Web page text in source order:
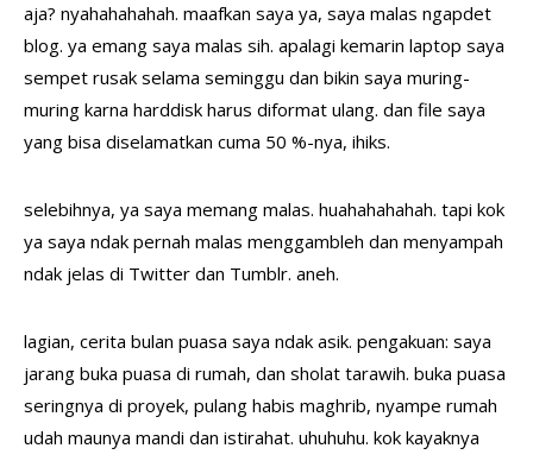
aja? nyahahahahah. maafkan saya ya, saya malas ngapdet
blog. ya emang saya malas sih. apalagi kemarin laptop saya
sempet rusak selama seminggu dan bikin saya muring-
muring karna harddisk harus diformat ulang. dan file saya
yang bisa diselamatkan cuma 50 %-nya, ihiks.
selebihnya, ya saya memang malas. huahahahahah. tapi kok
ya saya ndak pernah malas menggambleh dan menyampah
ndak jelas di Twitter dan Tumblr. aneh.
lagian, cerita bulan puasa saya ndak asik. pengakuan: saya
jarang buka puasa di rumah, dan sholat tarawih. buka puasa
seringnya di proyek, pulang habis maghrib, nyampe rumah
udah maunya mandi dan istirahat. uhuhuhu. kok kayaknya